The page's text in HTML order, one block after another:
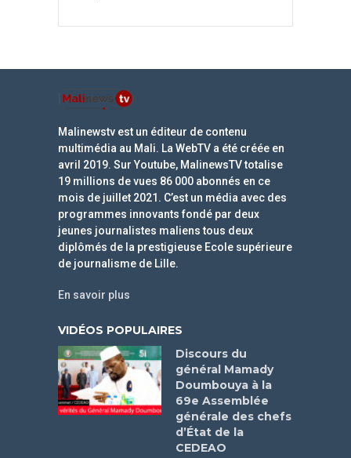
Malinewstv est un éditeur de contenu
multimédia au Mali. La WebTV a été créée en
avril 2019. Sur Youtube, MalinewsTV totalise
19 millions de vues 86 000 abonnés en ce
mois de juillet 2021. C’est un média avec des
programmes innovants fondé par deux
jeunes journalistes maliens tous deux
diplômés de la prestigieuse Ecole supérieure
de journalisme de Lille.
En savoir plus
VIDÉOS POPULAIRES
Discours du
général Mamady
Doumbouya à la
69e Assemblée
générale des chefs
d’État de la
CEDEAO